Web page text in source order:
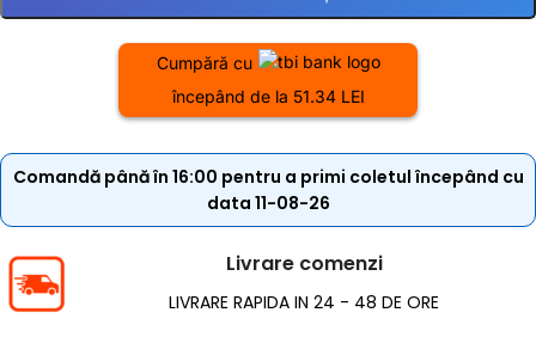
Cumpără cu
începând de la 51.34 LEI
Comandă până în 16:00 pentru a primi coletul începând cu
data 11-08-26
Livrare comenzi
LIVRARE RAPIDA IN 24 - 48 DE ORE